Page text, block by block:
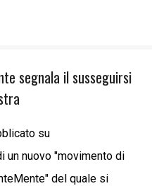
principali
segnala il susseguirsi
su
un nuovo "movimento di
del quale si